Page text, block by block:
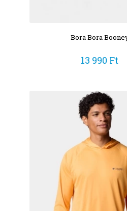
Bora Bora
13 990 Ft